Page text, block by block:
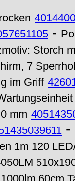
-
Storch
7
im Griff
mm
-
1m 120
60cm